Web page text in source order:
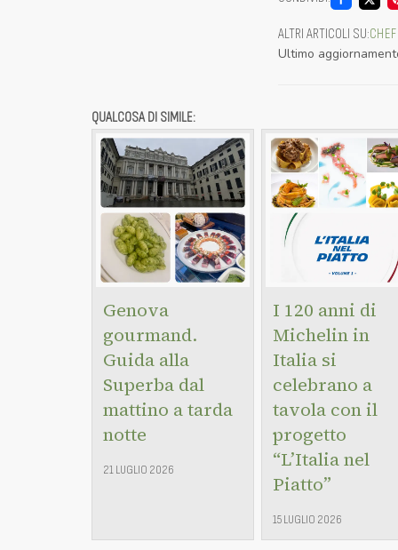
ALTRI ARTICOLI SU:CHEF
Ultimo
QUALCOSA DI SIMILE:
Genova
gourmand.
Guida alla
Superba dal
mattino a tarda
notte
21 LUGLIO 2026
I 120 anni di
Michelin in
Italia si
celebrano a
tavola con il
progetto
“L’Italia nel
Piatto”
15 LUGLIO 2026